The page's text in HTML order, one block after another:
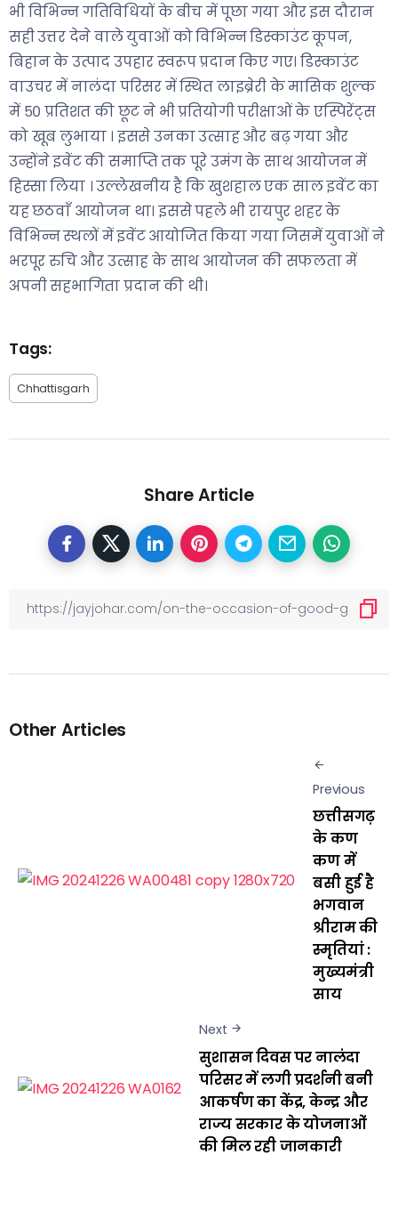
भी विभिन्न गतिविधियों के बीच में पूछा गया और इस दौरान
सही उत्तर देने वाले युवाओं को विभिन्न डिस्काउंट कूपन,
बिहान के उत्पाद उपहार स्वरूप प्रदान किए गए। डिस्काउंट
वाउचर में नालंदा परिसर में स्थित लाइब्रेरी के मासिक शुल्क
में ५० प्रतिशत की छूट ने भी प्रतियोगी परीक्षाओं के एस्पिरेंट्स
को खूब लुभाया । इससे उनका उत्साह और बढ़ गया और
उन्होंने इवेंट की समाप्ति तक पूरे उमंग के साथ आयोजन में
हिस्सा लिया । उल्लेखनीय है कि खुशहाल एक साल इवेंट का
यह छठवाँ आयोजन था। इससे पहले भी रायपुर शहर के
विभिन्न स्थलों में इवेंट आयोजित किया गया जिसमें युवाओं ने
भरपूर रुचि और उत्साह के साथ आयोजन की सफलता में
अपनी सहभागिता प्रदान की थी।
Tags:
Chhattisgarh
Share Article
Other Articles
Previous
छत्तीसगढ़
के कण
कण में
बसी हुई है
भगवान
श्रीराम की
स्मृतियां :
मुख्यमंत्री
साय
Next
सुशासन दिवस पर नालंदा
परिसर में लगी प्रदर्शनी बनी
आकर्षण का केंद्र, केन्द्र और
राज्य सरकार के योजनाओं
की मिल रही जानकारी